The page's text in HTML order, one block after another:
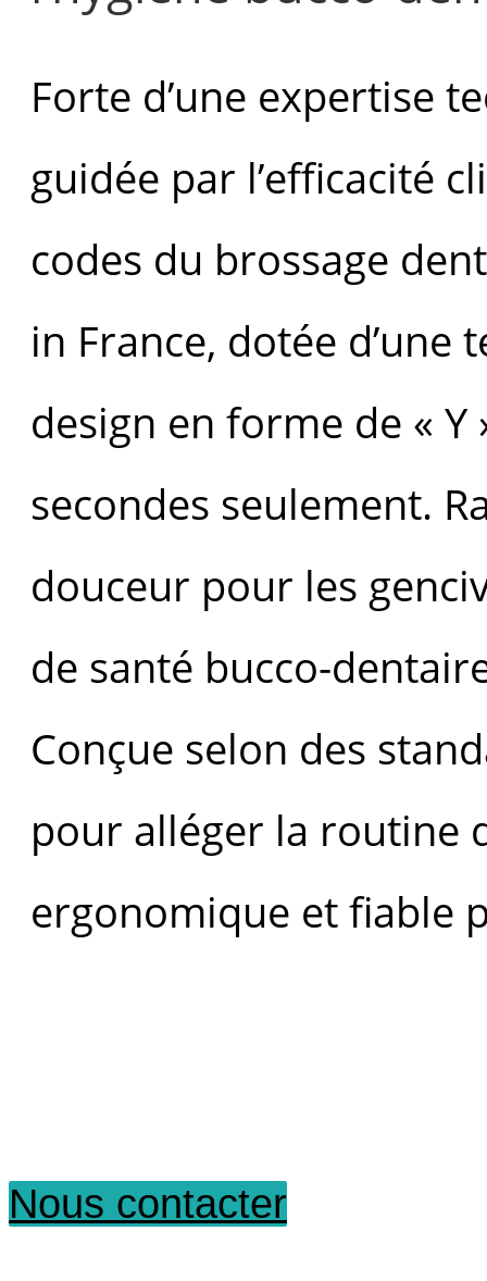
Forte d’une expertise
guidée par l’efficacité
codes du brossage
in France, dotée
design en forme de «
secondes seulement.
douceur pour les
de santé bucco-
Conçue selon des
pour alléger la routine
ergonomique et fiable
Nous contacter